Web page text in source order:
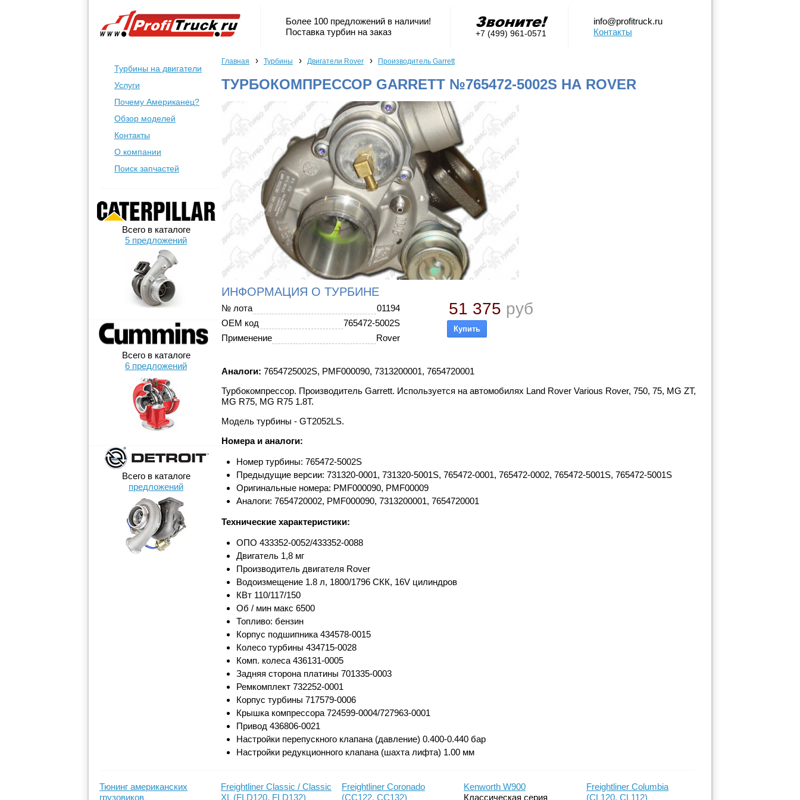
Более 100 предложений в наличии!
Поставка турбин на заказ
+7 (499) 961-0571
info@profitruck.ru
Контакты
Турбины на двигатели
Услуги
Почему Американец?
Обзор моделей
Контакты
О компании
Поиск запчастей
Всего в каталоге
5 предложений
Всего в каталоге
6 предложений
Всего в каталоге
предложений
Главная › Турбины › Двигатели Rover › Производитель Garrett
ТУРБОКОМПРЕССОР GARRETT №765472-5002S НА ROVER
ИНФОРМАЦИЯ О ТУРБИНЕ
№ лота
01194
OEM код
765472-5002S
Применение
Rover
51 375 руб
Аналоги: 7654725002S, PMF000090, 7313200001, 7654720001
Турбокомпрессор. Производитель Garrett. Используется на автомобилях Land Rover Various Rover, 750, 75, MG ZT,
MG R75, MG R75 1.8T.
Модель турбины - GT2052LS.
Номера и аналоги:
Номер турбины: 765472-5002S
Предыдущие версии: 731320-0001, 731320-5001S, 765472-0001, 765472-0002, 765472-5001S, 765472-5001S
Оригинальные номера: PMF000090, PMF00009
Аналоги: 7654720002, PMF000090, 7313200001, 7654720001
Технические характеристики:
ОПО 433352-0052/433352-0088
Двигатель 1,8 мг
Производитель двигателя Rover
Водоизмещение 1.8 л, 1800/1796 СКК, 16V цилиндров
КВт 110/117/150
Об / мин макс 6500
Топливо: бензин
Корпус подшипника 434578-0015
Колесо турбины 434715-0028
Комп. колеса 436131-0005
Задняя сторона платины 701335-0003
Ремкомплект 732252-0001
Корпус турбины 717579-0006
Крышка компрессора 724599-0004/727963-0001
Привод 436806-0021
Настройки перепускного клапана (давление) 0.400-0.440 бар
Настройки редукционного клапана (шахта лифта) 1.00 мм
Тюнинг американских
грузовиков
Freightliner Classic / Classic
XL (FLD120, FLD132)
Freightliner Coronado
(CC122, CC132)
Kenworth W900
Классическая серия
Freightliner Columbia
(CL120, CL112)